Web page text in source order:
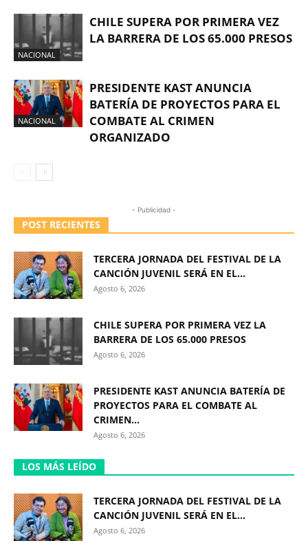
NACIONAL
CHILE SUPERA POR PRIMERA VEZ
LA BARRERA DE LOS 65.000 PRESOS
NACIONAL
PRESIDENTE KAST ANUNCIA
BATERÍA DE PROYECTOS PARA EL
COMBATE AL CRIMEN
ORGANIZADO
- Publicidad -
POST RECIENTES
TERCERA JORNADA DEL FESTIVAL DE LA
CANCIÓN JUVENIL SERÁ EN EL...
Agosto 6, 2026
CHILE SUPERA POR PRIMERA VEZ LA
BARRERA DE LOS 65.000 PRESOS
Agosto 6, 2026
PRESIDENTE KAST ANUNCIA BATERÍA DE
PROYECTOS PARA EL COMBATE AL
CRIMEN...
Agosto 6, 2026
LOS MÁS LEÍDO
TERCERA JORNADA DEL FESTIVAL DE LA
CANCIÓN JUVENIL SERÁ EN EL...
Agosto 6, 2026